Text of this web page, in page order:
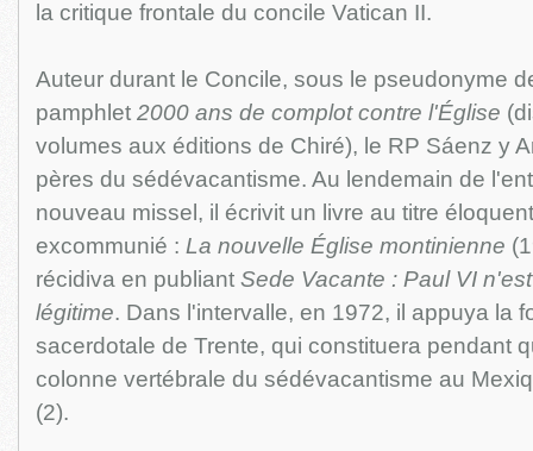
la critique frontale du concile Vatican II.
Auteur durant le Concile, sous le pseudonyme
pamphlet 2000 ans de complot contre l'Église
volumes aux éditions de Chiré), le RP Sáenz y
pères du sédévacantisme. Au lendemain de
nouveau missel, il écrivit un livre au titre
excommunié : La nouvelle Église montinienne
récidiva en publiant Sede Vacante : Paul VI
légitime. Dans l'intervalle, en 1972, il appuya la
sacerdotale de Trente, qui constituera pendant
colonne vertébrale du sédévacantisme au
(2).